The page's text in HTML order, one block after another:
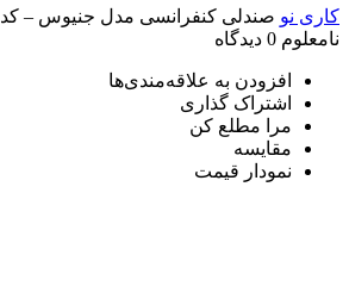
کاری نو صندلی کنفرانسی مدل جنیوس – کد C280K
نامعلوم 0 دیدگاه
افزودن به علاقه‌مندی‌ها
اشتراک گذاری
مرا مطلع کن
مقایسه
نمودار قیمت